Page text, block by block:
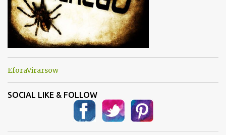
EforaVirarsow
SOCIAL LIKE & FOLLOW